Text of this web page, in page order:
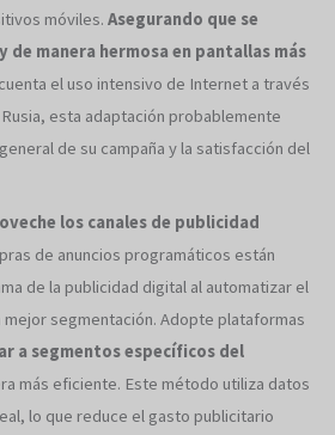
móviles. Asegurando que se
de manera hermosa en pantallas más
el uso intensivo de Internet a través
esta adaptación probablemente
de su campaña y la satisfacción del
los canales de publicidad
de anuncios programáticos están
de la publicidad digital al automatizar el
segmentación. Adopte plataformas
a segmentos específicos del
más eficiente. Este método utiliza datos
lo que reduce el gasto publicitario